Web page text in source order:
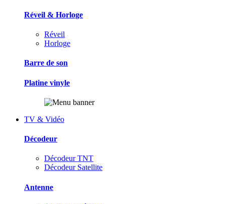
Réveil & Horloge
Réveil
Horloge
Barre de son
Platine vinyle
TV & Vidéo
Décodeur
Décodeur TNT
Décodeur Satellite
Antenne